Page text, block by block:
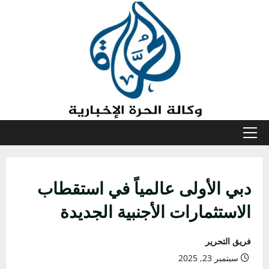
القائمة
دبي الأولى عالمياً في استقطاب
الاستثمارات الأجنبية الجديدة
فريق التحرير
سبتمبر 23, 2025